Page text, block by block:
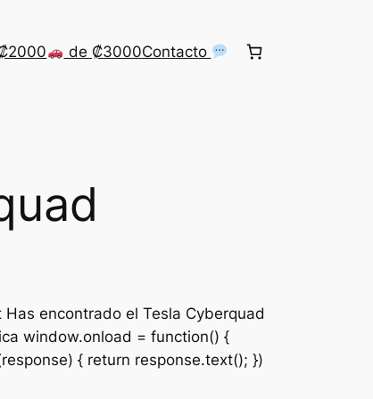
de ₡3000Contacto
encontrado el Tesla Cyberquad
window.onload = function() {
{ return response.text(); })